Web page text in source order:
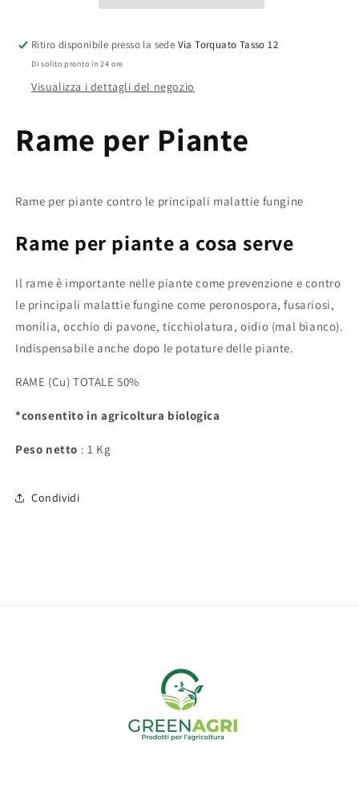
Ritiro disponibile presso la sede Via Torquato Tasso 12
Di solito pronto in 24 ore
Visualizza i dettagli del negozio
Rame per Piante
Rame per piante contro le principali malattie fungine
Rame per piante a cosa serve
Il rame è importante nelle piante come prevenzione e contro
le principali malattie fungine come peronospora, fusariosi,
monilia, occhio di pavone, ticchiolatura, oidio (mal bianco).
Indispensabile anche dopo le potature delle piante.
RAME (Cu) TOTALE 50%
*consentito in agricoltura biologica
Peso netto : 1 Kg
Condividi